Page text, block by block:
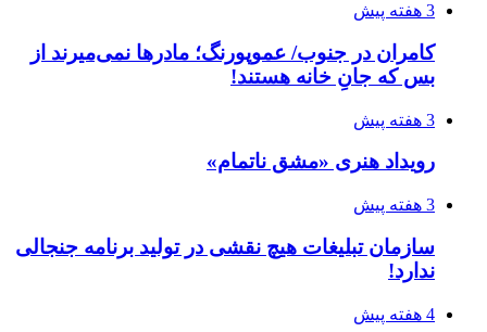
3 هفته پیش
کامران در جنوب/ عموپورنگ؛ مادرها نمی‌میرند از
بس که جانِ خانه هستند!
3 هفته پیش
رویداد هنری «مشق ناتمام»
3 هفته پیش
سازمان تبلیغات هیچ نقشی در تولید برنامه جنجالی
ندارد!
4 هفته پیش